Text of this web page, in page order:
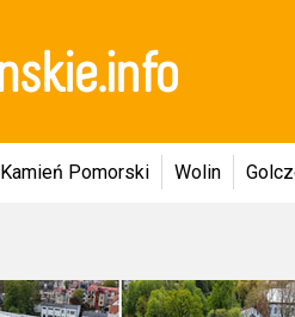
Kamień Pomorski Wolin